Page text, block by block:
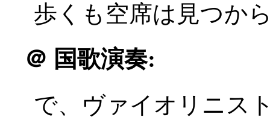
歩くも空席は見つか
＠ 国歌演奏:
で、ヴァイオリニス